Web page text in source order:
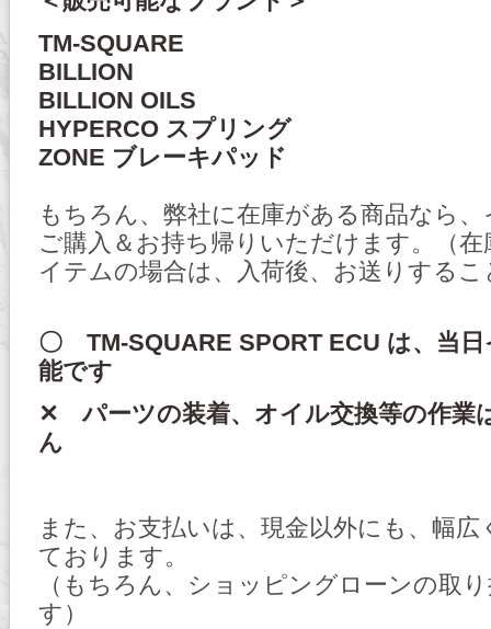
TM-SQUARE
BILLION
BILLION OILS
HYPERCO スプリング
ZONE ブレーキパッド
もちろん、弊社に在庫がある商品なら
ご購入＆お持ち帰りいただけます。（
イテムの場合は、入荷後、お送りする
〇 TM-SQUARE SPORT ECU は、当
能です
✕ パーツの装着、オイル交換等の作業
ん
また、お支払いは、現金以外にも、幅
ております。
（もちろん、ショッピングローンの取
す）